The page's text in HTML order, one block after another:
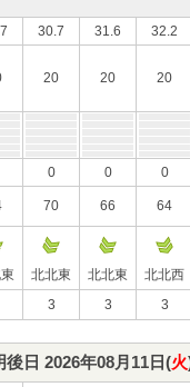
30.7 31.6 32.2
20 20 20
0 0 0
70 66 64
北北東 北北東 北北西
3 3 3
後日 2026年08月11日(火